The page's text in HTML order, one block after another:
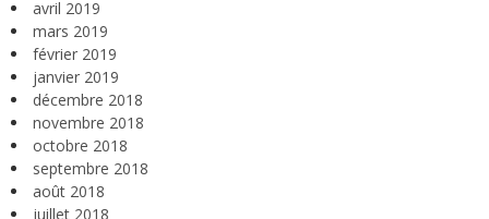
avril 2019
mars 2019
février 2019
janvier 2019
décembre 2018
novembre 2018
octobre 2018
septembre 2018
août 2018
juillet 2018